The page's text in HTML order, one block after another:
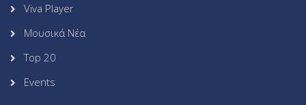
Viva Player
Μουσικά Νέα
Top 20
Events